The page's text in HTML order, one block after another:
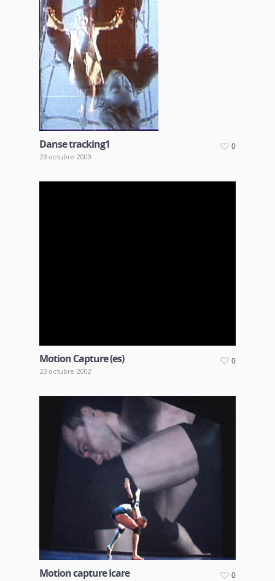
Danse tracking1
23 octubre 2003
0
Motion Capture (es)
23 octubre 2002
0
Motion capture Icare 0